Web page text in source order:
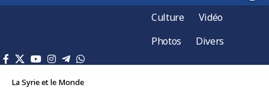
Culture
Vidéo
Photos
Divers
La Syrie et le Monde